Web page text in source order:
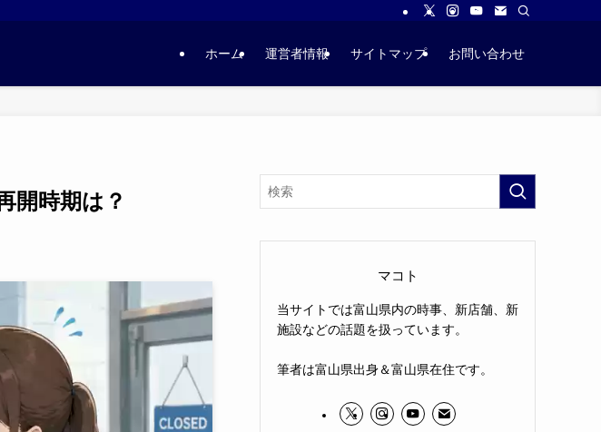
ホーム 運営者情報 サイトマップ お問い合わせ
開時期は？
マコト
当サイトでは富山県内の時事、新店舗、新
施設などの話題を扱っています。
筆者は富山県出身＆富山県在住です。